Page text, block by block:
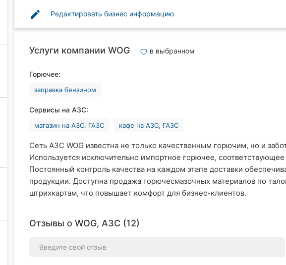
edit Редактировать бизнес информацию
Услуги компании WOG в выбранном
Горючее:
заправка бензином
Сервисы на АЗС:
магазин на АЗС, ГАЗС кафе на АЗС, ГАЗС
Сеть АЗС WOG известна не только качественным горючим, но и
Используется исключительно импортное горючее, соответствующее
Постоянный контроль качества на каждом этапе доставки
продукции. Доступна продажа горючесмазочных материалов по
штрихкартам, что повышает комфорт для бизнес-клиентов.
Отзывы о WOG, АЗС (12)